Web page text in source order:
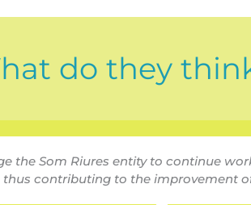
do they
the Som Riures entity to continue
contributing to the improvement